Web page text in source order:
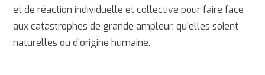
et de réaction individuelle et collective pour faire face
aux catastrophes de grande ampleur, qu'elles soient
naturelles ou d’origine humaine.